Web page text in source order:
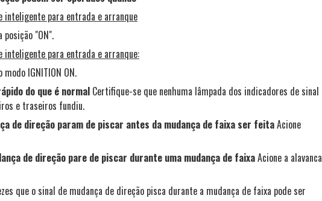
inteligente para entrada e arranque
"ON".
inteligente para entrada e arranque:
IGNITION ON.
do que é normal Certifique-se que nenhuma lâmpada dos indicadores de sinal
e traseiros fundiu.
de direção param de piscar antes da mudança de faixa ser feitaAcione
de direção pare de piscar durante uma mudança de faixaAcione a alavanca
que o sinal de mudança de direção pisca durante a mudança de faixa pode ser